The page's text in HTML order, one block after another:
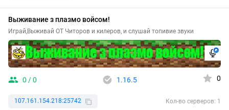
Выживание з плазмо войсом!
Играй,Выживай ОТ Читоров и килеров, и слушай топивие звуки
0 / 0 1.16.5 0
107.161.154.218:25742 Кол-во серверов: 1